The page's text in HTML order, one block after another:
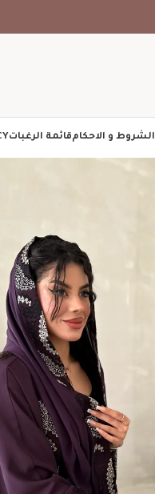
الشروط و الاحكامقائمة الرغبات